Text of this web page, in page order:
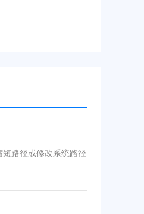
路径或修改系统路径